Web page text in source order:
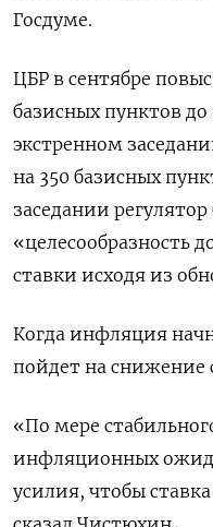
Госдуме.
ЦБР в сентябре
базисных пунктов до
экстренном
на 350 базисных
заседании
«целесообразность
ставки исходя из
Когда инфляция
пойдет на снижение
«По мере
инфляционных
усилия, чтобы